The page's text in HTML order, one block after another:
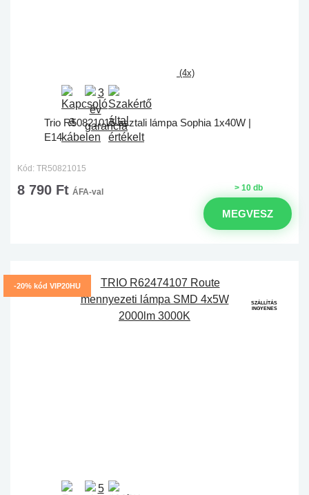
(4x)
Trio R50821015 asztali lámpa Sophia 1x40W |
E14
Kód: TR50821015
> 10 db
8 790 Ft ÁFA-val
MEGVESZ
-20% kód VIP20HU
SZÁLLÍTÁS
INGYENES